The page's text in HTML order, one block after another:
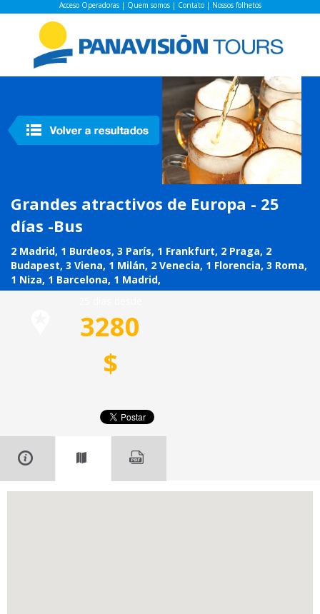
Acceso Operadoras| Quem somos| Contato| Nossos folhetos
Grandes atractivos de Europa - 25
días -Bus
2 Madrid, 1 Burdeos, 3 París, 1 Frankfurt, 2 Praga, 2
Budapest, 3 Viena, 1 Milán, 2 Venecia, 1 Florencia, 3 Roma,
1 Niza, 1 Barcelona, 1 Madrid,
3280
$